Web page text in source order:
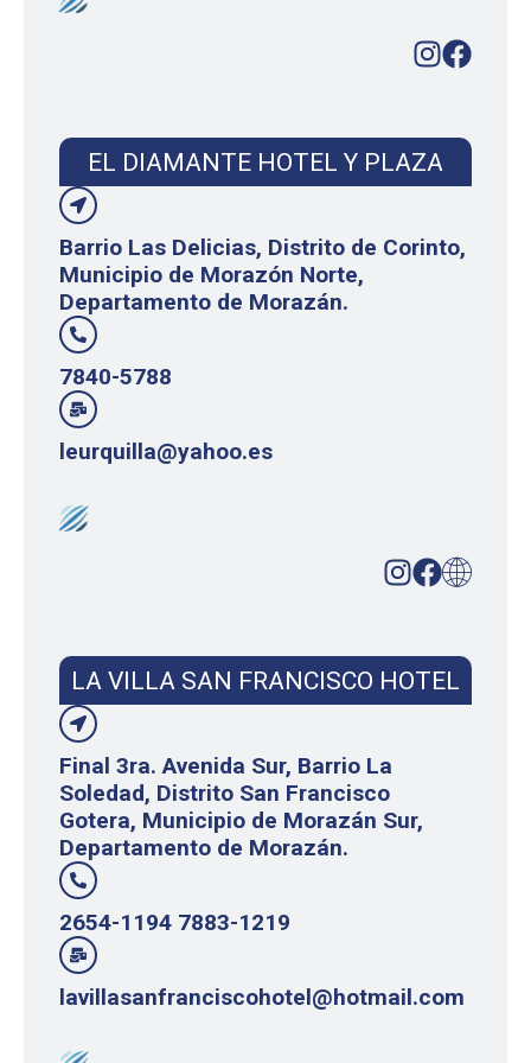
EL DIAMANTE HOTEL Y PLAZA
Barrio Las Delicias, Distrito de Corinto,
Municipio de Morazón Norte,
Departamento de Morazán.
7840-5788
leurquilla@yahoo.es
LA VILLA SAN FRANCISCO HOTEL
Final 3ra. Avenida Sur, Barrio La
Soledad, Distrito San Francisco
Gotera, Municipio de Morazán Sur,
Departamento de Morazán.
2654-1194 7883-1219
lavillasanfranciscohotel@hotmail.com